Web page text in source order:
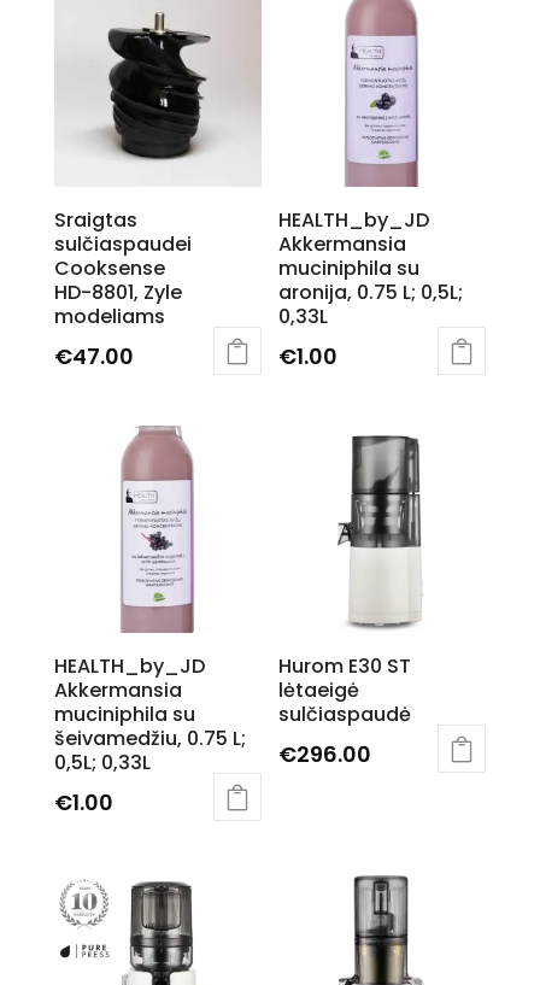
Sraigtas
sulčiaspaudei
Cooksense
HD-8801, Zyle
modeliams
€47.00
HEALTH_by_JD
Akkermansia
muciniphila su
aronija, 0.75 L; 0,5L;
0,33L
€1.00
variants.
options
on
the
product
page
HEALTH_by_JD
Akkermansia
muciniphila su
šeivamedžiu, 0.75 L;
0,5L; 0,33L
€1.00
has
multiple
variants.
Hurom E30 ST
lėtaeigė
sulčiaspaudė
€296.00